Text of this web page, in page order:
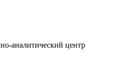
аналитический центр